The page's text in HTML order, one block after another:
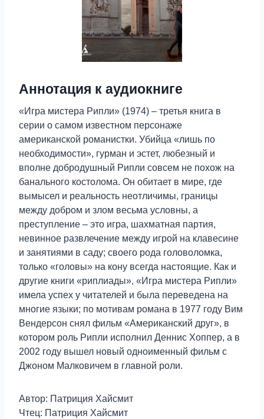
Аннотация к аудиокниге
«Игра мистера Рипли» (1974) – третья книга в
серии о самом известном персонаже
американской романистки. Убийца «лишь по
необходимости», гурман и эстет, любезный и
вполне добродушный Рипли совсем не похож на
банального костолома. Он обитает в мире, где
вымысел и реальность неотличимы, границы
между добром и злом весьма условны, а
преступление – это игра, шахматная партия,
невинное развлечение между игрой на клавесине
и занятиями в саду; своего рода головоломка,
только «головы» на кону всегда настоящие. Как и
другие книги «риплиады», «Игра мистера Рипли»
имела успех у читателей и была переведена на
многие языки; по мотивам романа в 1977 году Вим
Вендерсон снял фильм «Американский друг», в
котором роль Рипли исполнил Деннис Хоппер, а в
2002 году вышел новый одноименный фильм с
Джоном Малковичем в главной роли.
Автор: Патриция Хайсмит
Чтец: Патриция Хайсмит